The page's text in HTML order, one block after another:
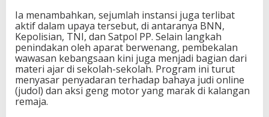
Ia menambahkan, sejumlah instansi juga terlibat
aktif dalam upaya tersebut, di antaranya BNN,
Kepolisian, TNI, dan Satpol PP. Selain langkah
penindakan oleh aparat berwenang, pembekalan
wawasan kebangsaan kini juga menjadi bagian dari
materi ajar di sekolah-sekolah. Program ini turut
menyasar penyadaran terhadap bahaya judi online
(judol) dan aksi geng motor yang marak di kalangan
remaja.